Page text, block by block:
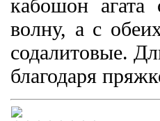
кабошон
волну, а с
содалитовые.
благодаря